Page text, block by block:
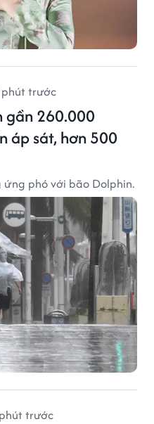
phút trước
gần 260.000
áp sát, hơn 500
phó với bão Dolphin.
trước